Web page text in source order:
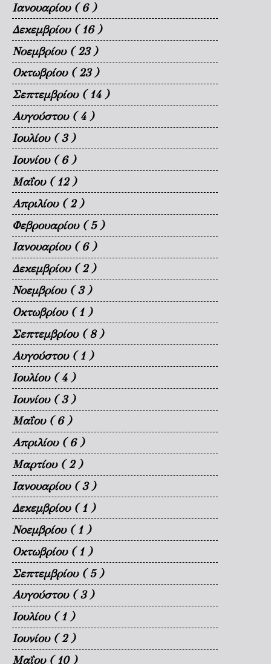
Ιανουαρίου ( 6 )
Δεκεμβρίου ( 16 )
Νοεμβρίου ( 23 )
Οκτωβρίου ( 23 )
Σεπτεμβρίου ( 14 )
Αυγούστου ( 4 )
Ιουλίου ( 3 )
Ιουνίου ( 6 )
Μαΐου ( 12 )
Απριλίου ( 2 )
Φεβρουαρίου ( 5 )
Ιανουαρίου ( 6 )
Δεκεμβρίου ( 2 )
Νοεμβρίου ( 3 )
Οκτωβρίου ( 1 )
Σεπτεμβρίου ( 8 )
Αυγούστου ( 1 )
Ιουλίου ( 4 )
Ιουνίου ( 3 )
Μαΐου ( 6 )
Απριλίου ( 6 )
Μαρτίου ( 2 )
Ιανουαρίου ( 3 )
Δεκεμβρίου ( 1 )
Νοεμβρίου ( 1 )
Οκτωβρίου ( 1 )
Σεπτεμβρίου ( 5 )
Αυγούστου ( 3 )
Ιουλίου ( 1 )
Ιουνίου ( 2 )
Μαΐου ( 10 )